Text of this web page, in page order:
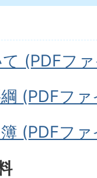
(PDFフ
(PDFフ
(PDFフ